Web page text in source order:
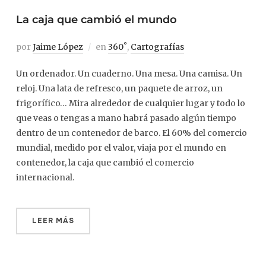
La caja que cambió el mundo
porJaime López en 360˚, Cartografías
Un ordenador. Un cuaderno. Una mesa. Una camisa. Un
reloj. Una lata de refresco, un paquete de arroz, un
frigorífico… Mira alrededor de cualquier lugar y todo lo
que veas o tengas a mano habrá pasado algún tiempo
dentro de un contenedor de barco. El 60% del comercio
mundial, medido por el valor, viaja por el mundo en
contenedor, la caja que cambió el comercio
internacional.
LEER MÁS